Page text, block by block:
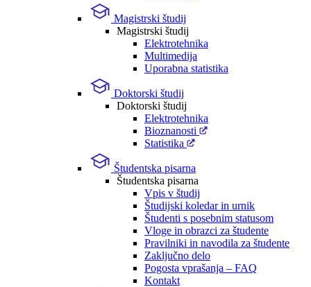
Magistrski študij
Magistrski študij
Elektrotehnika
Multimedija
Uporabna statistika
Doktorski študij
Doktorski študij
Elektrotehnika
Bioznanosti
Statistika
Študentska pisarna
Študentska pisarna
Vpis v študij
Študijski koledar in urnik
Študenti s posebnim statusom
Vloge in obrazci za študente
Pravilniki in navodila za študente
Zaključno delo
Pogosta vprašanja – FAQ
Kontakt